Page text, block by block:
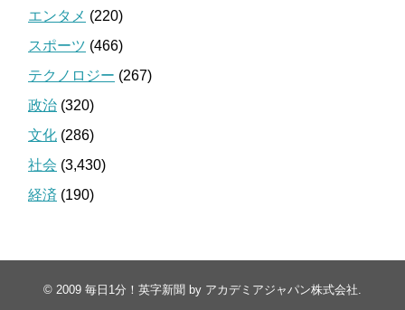
エンタメ (220)
スポーツ (466)
テクノロジー (267)
政治 (320)
文化 (286)
社会 (3,430)
経済 (190)
© 2009 毎日1分！英字新聞 by アカデミアジャパン株式会社.